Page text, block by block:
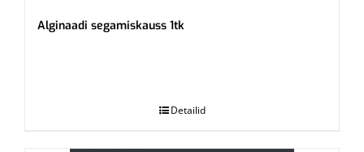
Alginaadi segamiskauss 1tk
Detailid